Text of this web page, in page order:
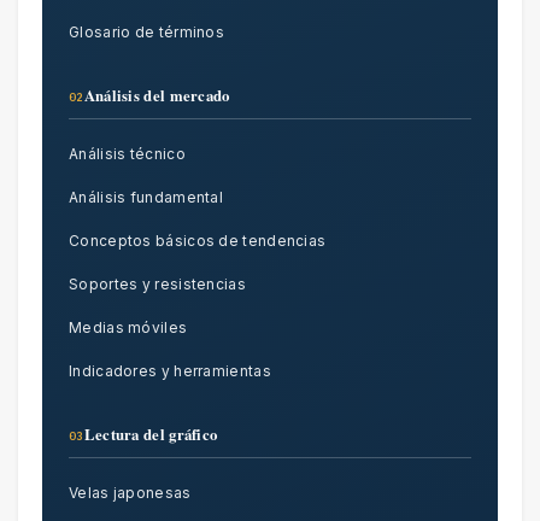
Glosario de términos
02Análisis del mercado
Análisis técnico
Análisis fundamental
Conceptos básicos de tendencias
Soportes y resistencias
Medias móviles
Indicadores y herramientas
03Lectura del gráfico
Velas japonesas